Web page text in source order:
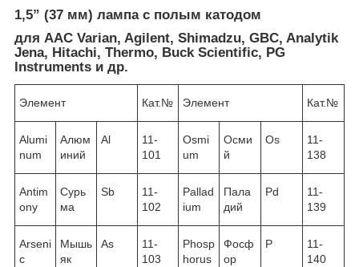
1,5” (37 мм) лампа с полым катодом
для ААС Varian, Agilent, Shimadzu, GBC, Analytik
Jena, Hitachi, Thermo, Buck Scientific, PG
Instruments и др.
Элемент Кат.№ Элемент Кат.№
Alumi
num
Алюм
иний
Al
11-
101
Osmi
um
Осми
й
Os
11-
138
Antim
ony
Сурь
ма
Sb
11-
102
Pallad
ium
Пала
дий
Pd
11-
139
Arseni
c
Мышь
як
As
11-
103
Phosp
horus
Фосф
ор
P
11-
140